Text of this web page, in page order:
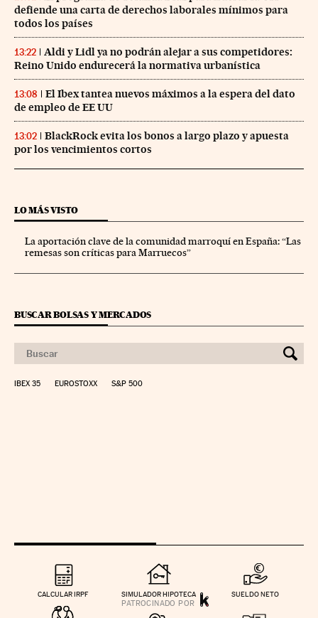
defiende una carta de derechos laborales mínimos para
todos los países
13:22
Aldi y Lidl ya no podrán alejar a sus competidores:
Reino Unido endurecerá la normativa urbanística
13:08
El Ibex tantea nuevos máximos a la espera del dato
de empleo de EE UU
13:02
BlackRock evita los bonos a largo plazo y apuesta
por los vencimientos cortos
LO MÁS VISTO
La aportación clave de la comunidad marroquí en España: “Las
remesas son críticas para Marruecos”
BUSCAR BOLSAS Y MERCADOS
IBEX 35 EUROSTOXX S&P 500
CALCULAR IRPF SIMULADOR HIPOTECA SUELDO NETO